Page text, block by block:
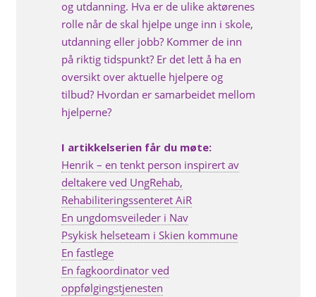
og utdanning. Hva er de ulike aktørenes
rolle når de skal hjelpe unge inn i skole,
utdanning eller jobb? Kommer de inn
på riktig tidspunkt? Er det lett å ha en
oversikt over aktuelle hjelpere og
tilbud? Hvordan er samarbeidet mellom
hjelperne?
I artikkelserien får du møte:
Henrik – en tenkt person inspirert av
deltakere ved UngRehab,
Rehabiliteringssenteret AiR
En ungdomsveileder i Nav
Psykisk helseteam i Skien kommune
En fastlege
En fagkoordinator ved
oppfølgingstjenesten